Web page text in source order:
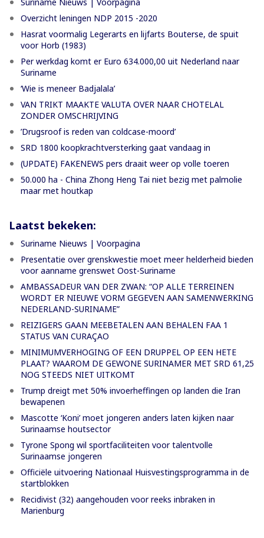
Overzicht leningen NDP 2015 -2020
Hasrat voormalig Legerarts en lijfarts Bouterse, de spuit
voor Horb (1983)
Per werkdag komt er Euro 634.000,00 uit Nederland naar
Suriname
‘Wie is meneer Badjalala’
VAN TRIKT MAAKTE VALUTA OVER NAAR CHOTELAL
ZONDER OMSCHRIJVING
’Drugsroof is reden van coldcase-moord’
SRD 1800 koopkrachtversterking gaat vandaag in
(UPDATE) FAKENEWS pers draait weer op volle toeren
50.000 ha - China Zhong Heng Tai niet bezig met palmolie
maar met houtkap
Laatst bekeken:
Suriname Nieuws | Voorpagina
Presentatie over grenskwestie moet meer helderheid bieden
voor aanname grenswet Oost-Suriname
AMBASSADEUR VAN DER ZWAN: “OP ALLE TERREINEN
WORDT ER NIEUWE VORM GEGEVEN AAN SAMENWERKING
NEDERLAND-SURINAME”
REIZIGERS GAAN MEEBETALEN AAN BEHALEN FAA 1
STATUS VAN CURAÇAO
MINIMUMVERHOGING OF EEN DRUPPEL OP EEN HETE
PLAAT? WAAROM DE GEWONE SURINAMER MET SRD 61,25
NOG STEEDS NIET UITKOMT
Trump dreigt met 50% invoerheffingen op landen die Iran
bewapenen
Mascotte ‘Koni’ moet jongeren anders laten kijken naar
Surinaamse houtsector
Tyrone Spong wil sportfaciliteiten voor talentvolle
Surinaamse jongeren
Officiële uitvoering Nationaal Huisvestingsprogramma in de
startblokken
Recidivist (32) aangehouden voor reeks inbraken in
Marienburg